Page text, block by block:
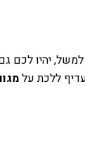
יהיו לכם
ללכת על